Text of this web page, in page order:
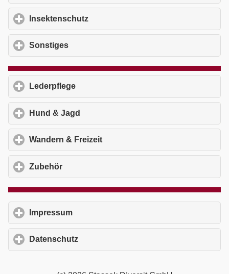
Insektenschutz
Sonstiges
Lederpflege
Hund & Jagd
Wandern & Freizeit
Zubehör
Impressum
Datenschutz